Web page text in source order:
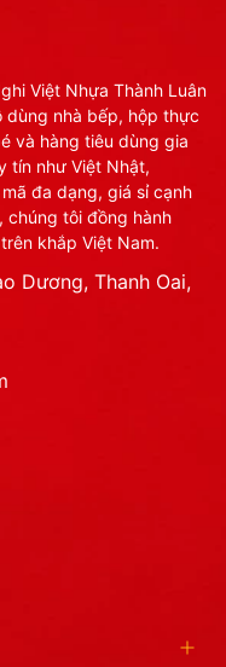
Việt Nhựa Thành Luân
dùng nhà bếp, hộp thực
và hàng tiêu dùng gia
tín như Việt Nhật,
đa dạng, giá sỉ cạnh
chúng tôi đồng hành
khắp Việt Nam.
Dương, Thanh Oai,